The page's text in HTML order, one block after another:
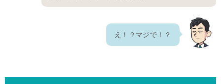
え！？マジで！？